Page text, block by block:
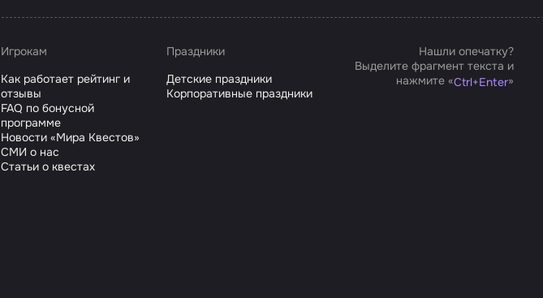
Игрокам
Как работает рейтинг и
отзывы
FAQ по бонусной
программе
Новости «Мира Квестов»
СМИ о нас
Статьи о квестах
Праздники
Детские праздники
Корпоративные праздники
Нашли опечатку?
Выделите фрагмент текста и
нажмите «Ctrl+Enter»